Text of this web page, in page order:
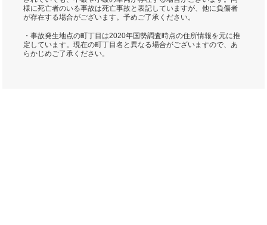
様に死亡者のいる事故は死亡事故と表記していますが、他に負傷者
が存在する場合がございます。予めご了承ください。
・事故発生地点の町丁目は2020年国勢調査時点の住所情報を元に推
定しています。現在の町丁目名と異なる場合がございますので、あ
らかじめご了承ください。